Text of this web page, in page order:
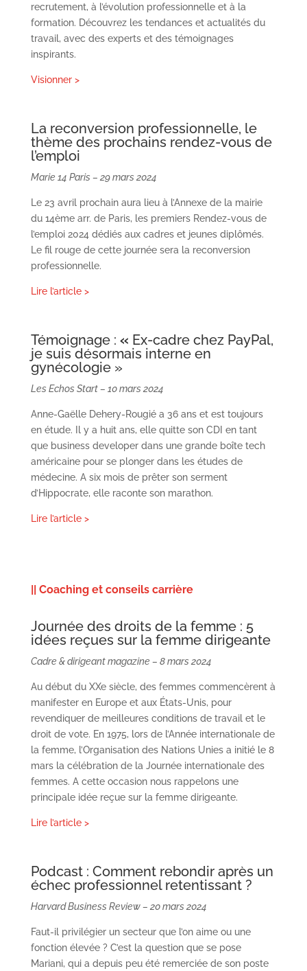
recrutement, à l’évolution professionnelle et à la
formation. Découvrez les tendances et actualités du
travail, avec des experts et des témoignages
inspirants.
Visionner >
La reconversion professionnelle, le
thème des prochains rendez-vous de
l’emploi
Marie 14 Paris – 29 mars 2024
Le 23 avril prochain aura lieu à l’Annexe de la mairie
du 14ème arr. de Paris, les premiers Rendez-vous de
l’emploi 2024 dédiés aux cadres et jeunes diplômés.
Le fil rouge de cette journée sera la reconversion
professionnelle.
Lirel’article >
Témoignage : « Ex-cadre chez PayPal,
je suis désormais interne en
gynécologie »
Les Echos Start – 10 mars 2024
Anne-Gaëlle Dehery-Rougié a 36 ans et est toujours
en étude. Il y a huit ans, elle quitte son CDI en tant
que business developer dans une grande boîte tech
américaine pour se plonger dans les études de
médecine. A six mois de prêter son serment
d’Hippocrate, elle raconte son marathon.
Lirel’article >
|| Coaching et conseils carrière
Journée des droits de la femme : 5
idées reçues sur la femme dirigeante
Cadre & dirigeant magazine – 8 mars 2024
Au début du XXe siècle, des femmes commencèrent à
manifester en Europe et aux États-Unis, pour
revendiquer de meilleures conditions de travail et le
droit de vote. En 1975, lors de l’Année internationale de
la femme, l’Organisation des Nations Unies a initié le 8
mars la célébration de la Journée internationale des
femmes. A cette occasion nous rappelons une
principale idée reçue sur la femme dirigeante.
Lirel’article >
Podcast : Comment rebondir après un
échec professionnel retentissant ?
Harvard Business Review – 20 mars 2024
Faut-il privilégier un secteur que l’on aime ou une
fonction élevée ? C’est la question que se pose
Mariani, qui a depuis peu été remerciée de son poste